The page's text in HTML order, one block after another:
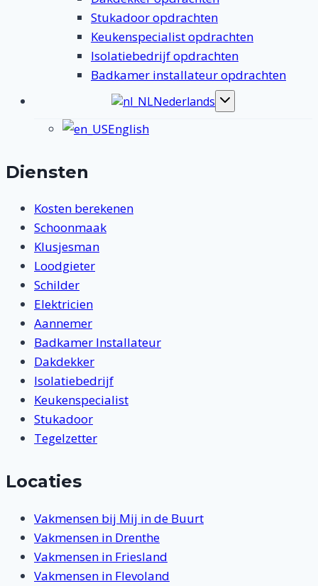
Stukadoor opdrachten
Keukenspecialist opdrachten
Isolatiebedrijf opdrachten
Badkamer installateur opdrachten
Nederlands
Toggle
English
Diensten
Kosten berekenen
Schoonmaak
Klusjesman
Loodgieter
Schilder
Elektricien
Aannemer
Badkamer Installateur
Dakdekker
Isolatiebedrijf
Keukenspecialist
Stukadoor
Tegelzetter
Locaties
Vakmensen bij Mij in de Buurt
Vakmensen in Drenthe
Vakmensen in Friesland
Vakmensen in Flevoland